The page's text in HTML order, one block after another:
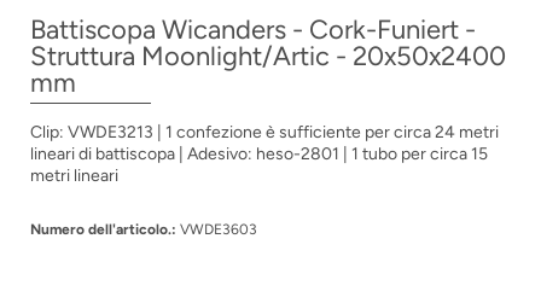
Battiscopa Wicanders - Cork-Funiert -
Struttura Moonlight/Artic - 20x50x2400
mm
Clip: VWDE3213 | 1 confezione è sufficiente per circa 24 metri
lineari di battiscopa | Adesivo: heso-2801 | 1 tubo per circa 15
metri lineari
Numero dell'articolo.: VWDE3603